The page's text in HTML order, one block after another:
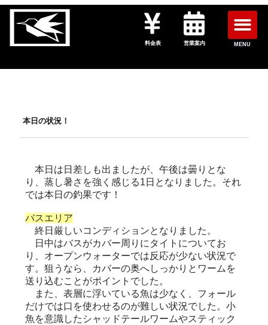
料金表 営業案内 MENU
本日の状況！
本日は日差しも出ましたが、午後は曇りとな
り、蒸し暑さを強く感じる1日となりました。それ
では本日の釣果です！
バスエリア
終日厳しいコンディションとなりました。
日中はバスがカバー周りにタイトについてお
り、オープンウォーターでは反応が少ない状況で
す。狙うなら、カバーの奥へしっかりとワームを
送り込むことがポイントでした。
また、表層に浮いている魚は少なく、フォール
だけでは口を使わせるのが難しい状況でした。小
魚を意識したシャッドテールワームやスティック